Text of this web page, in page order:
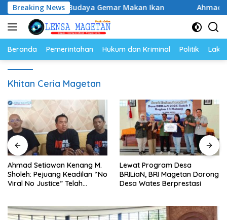
Langsung
ke
konten
Breaking News
Perkuat Budaya Gemar Makan Ikan Ahmad
Beranda Pemerintahan Hukum dan Kriminal Politik
Khitan Ceria Magetan
Ahmad Setiawan Kenang M.
Sholeh: Pejuang Keadilan “No
Viral No Justice” Telah
Lewat Program Desa
BRILiaN, BRI Magetan Dorong
Desa Wates Berprestasi